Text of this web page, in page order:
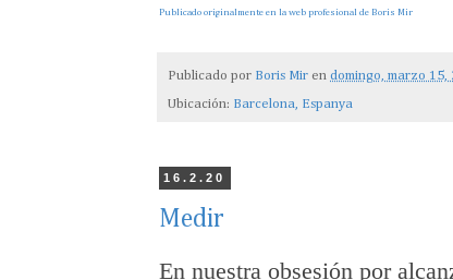
Publicado originalmente en la web profesional de Boris Mir
Publicado por Boris Mir en domingo, marzo 15,
Ubicación: Barcelona, Espanya
16.2.20
Medir
En nuestra obsesión por